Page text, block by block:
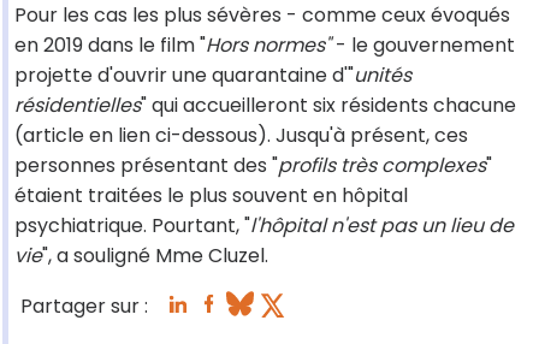
Pour les cas les plus sévères - comme ceux évoqués
en 2019 dans le film "Hors normes"- le gouvernement
projette d'ouvrir une quarantaine d'"unités
résidentielles" qui accueilleront six résidents chacune
(article en lien ci-dessous). Jusqu'à présent, ces
personnes présentant des "profils très complexes"
étaient traitées le plus souvent en hôpital
psychiatrique. Pourtant, "l'hôpital n'est pas un lieu de
vie", a souligné Mme Cluzel.
Partager sur :